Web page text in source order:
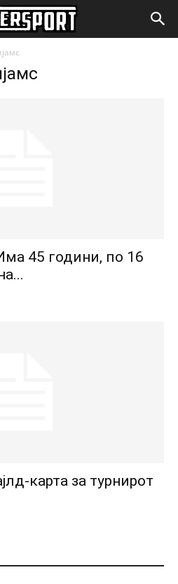
45 години, по 16
карта за турнирот